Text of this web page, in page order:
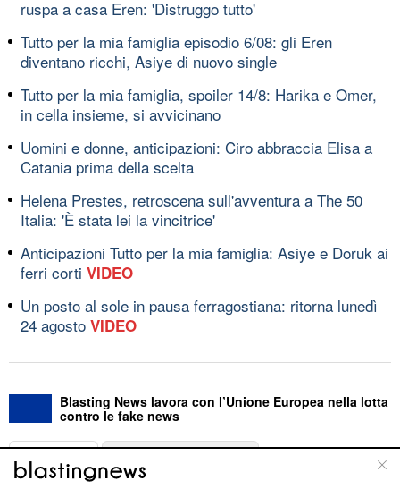
ruspa a casa Eren: 'Distruggo tutto'
Tutto per la mia famiglia episodio 6/08: gli Eren
diventano ricchi, Asiye di nuovo single
Tutto per la mia famiglia, spoiler 14/8: Harika e Omer,
in cella insieme, si avvicinano
Uomini e donne, anticipazioni: Ciro abbraccia Elisa a
Catania prima della scelta
Helena Prestes, retroscena sull'avventura a The 50
Italia: 'È stata lei la vincitrice'
Anticipazioni Tutto per la mia famiglia: Asiye e Doruk ai
ferri corti VIDEO
Un posto al sole in pausa ferragostiana: ritorna lunedì
24 agosto VIDEO
Blasting News lavora con l’Unione Europea nella lotta
contro le fake news
ABOUT